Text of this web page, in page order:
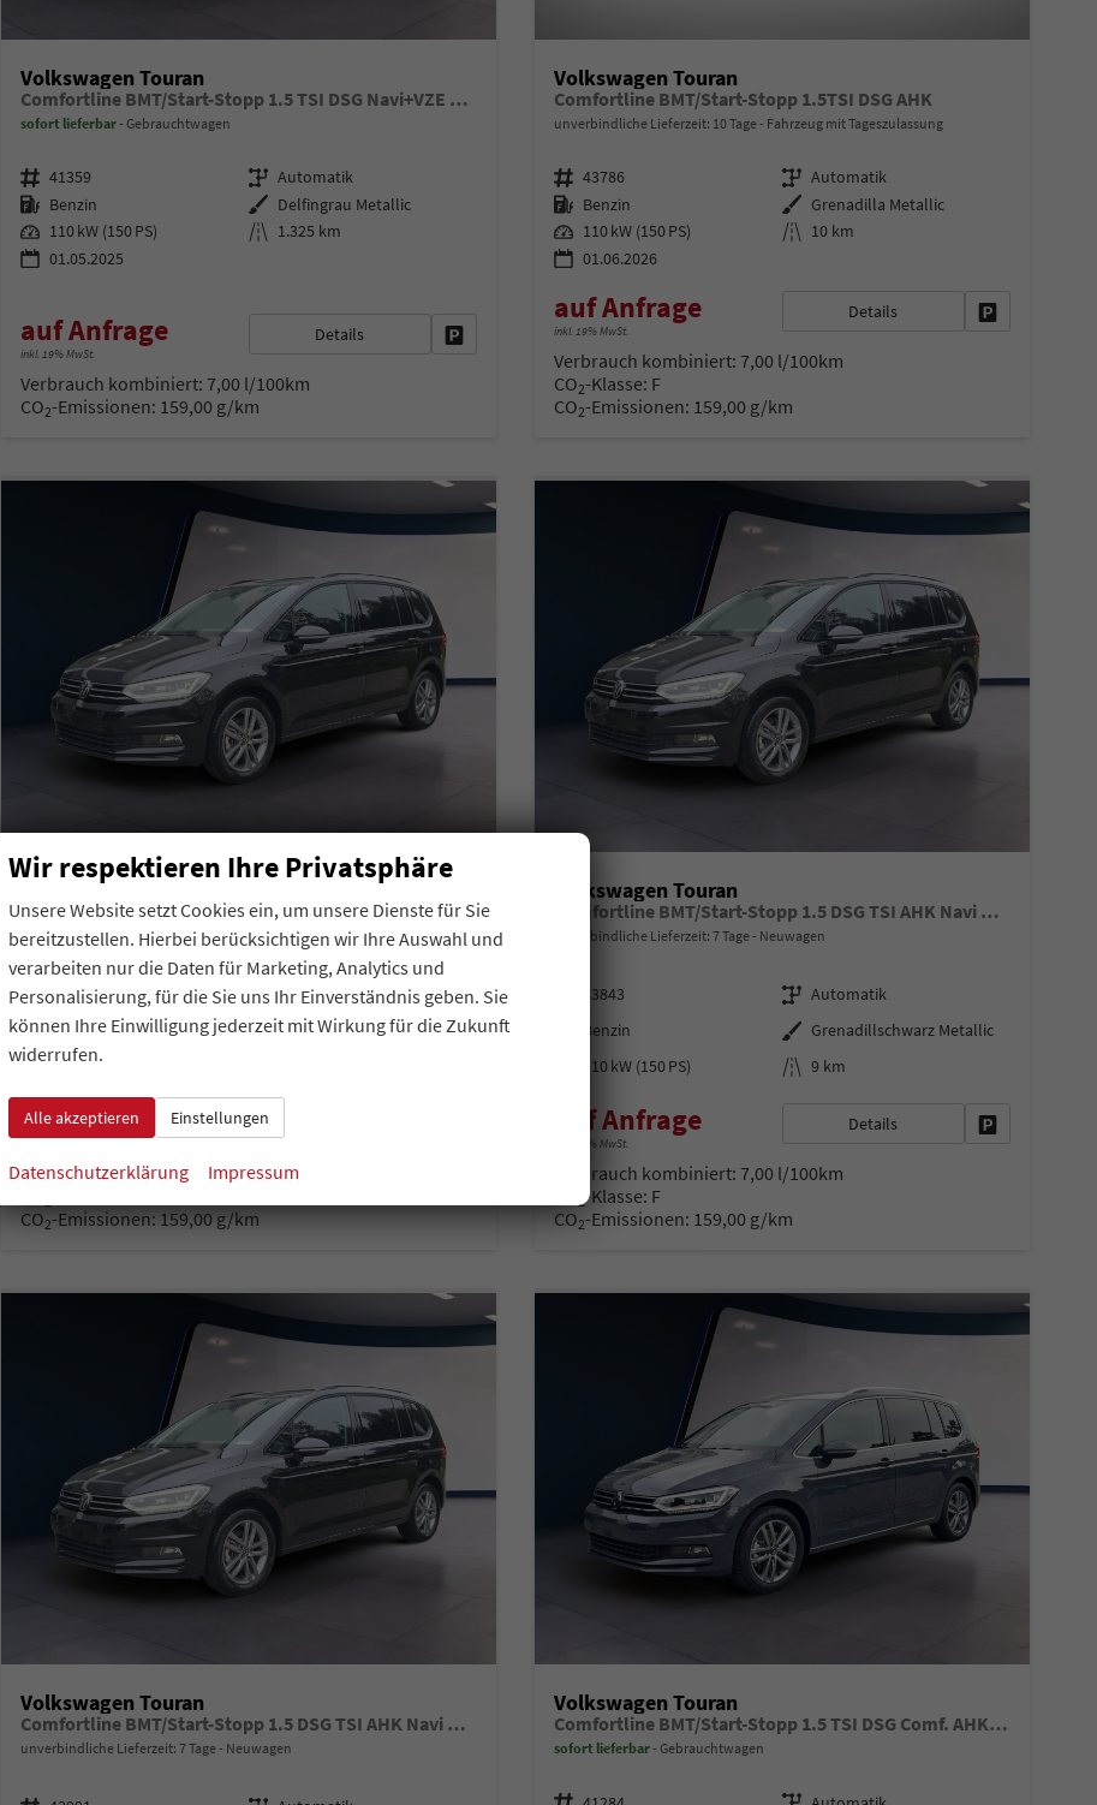
Volkswagen Touran
Comfortline BMT/Start-Stopp 1.5 TSI DSG Navi+VZE 7-Sitze
sofort lieferbar Gebrauchtwagen
Fahrzeugnr. 41359 Getriebe Automatik
Kraftstoff Benzin Außenfarbe Delfingrau Metallic
Leistung 110 kW (150 PS) Kilometerstand 1.325 km
01.05.2025
auf Anfrage
inkl. 19% MwSt.
Details Fahrzeug parken
Verbrauch kombiniert: 7,00 l/100km
CO2-Emissionen: 159,00 g/km
Volkswagen Touran
Comfortline BMT/Start-Stopp 1.5TSI DSG AHK
unverbindliche Lieferzeit: 10 Tage Fahrzeug mit Tageszulassung
Fahrzeugnr. 43786 Getriebe Automatik
Kraftstoff Benzin Außenfarbe Grenadilla Metallic
Leistung 110 kW (150 PS) Kilometerstand 10 km
01.06.2026
auf Anfrage
inkl. 19% MwSt.
Details Fahrzeug
Verbrauch kombiniert: 7,00 l/100km
CO2-Klasse: F
CO2-Emissionen: 159,00 g/km
Volkswagen Touran
Comfortline BMT/Start-Stopp 1.5 DSG TSI AHK Navi DigiPro
unverbindliche Lieferzeit:7 Tage Neuwagen
Fahrzeugnr. 43842 Getriebe Automatik
KraftstoffBenzin Außenfarbe Grenadillschwarz Metallic
Leistung 110 kW (150 PS)
auf Anfrage
inkl. 19% MwSt.
Verbrauch kombiniert:
7,00 l/100km
CO2-Emissionen: 159,00 g/km
Volkswagen Touran
Comfortline BMT/Start-Stopp 1.5 DSG TSI AHK Navi DigiPro
unverbindliche Lieferzeit: 7 Tage Neuwagen
43843 Getriebe Automatik
Benzin Außenfarbe Grenadillschwarz Metallic
110 kW (150 PS) Kilometerstand 9 km
auf Anfrage
inkl. 19% MwSt.
Details Fahrzeug
Verbrauch kombiniert: 7,00 l/100km
2-Klasse: F
CO2-Emissionen: 159,00 g/km
Volkswagen Touran
Comfortline BMT/Start-Stopp 1.5 DSG TSI AHK Navi DigiPro
unverbindliche Lieferzeit: 7 Tage Neuwagen
Volkswagen Touran
Comfortline BMT/Start-Stopp 1.5 TSI DSG Comf. AHK Navi StHeiz KiSitze
sofort lieferbar Gebrauchtwagen
Wir respektieren Ihre Privatsphäre
Unsere Website setzt Cookies ein, um unsere Dienste für Sie
bereitzustellen. Hierbei berücksichtigen wir Ihre Auswahl und
verarbeiten nur die Daten für Marketing, Analytics und
Personalisierung, für die Sie uns Ihr Einverständnis geben. Sie
können Ihre Einwilligung jederzeit mit Wirkung für die Zukunft
widerrufen.
Alle akzeptieren Einstellungen
Datenschutzerklärung Impressum